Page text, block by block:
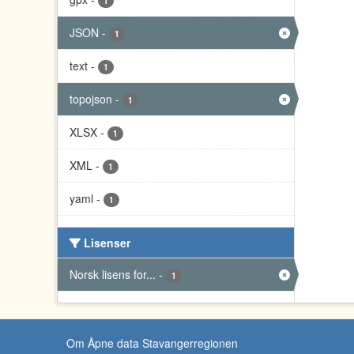
JSON - 1
text - 1
topojson - 1
XLSX - 1
XML - 1
yaml - 1
Lisenser
Norsk lisens for... - 1
Om Åpne data Stavangerregionen